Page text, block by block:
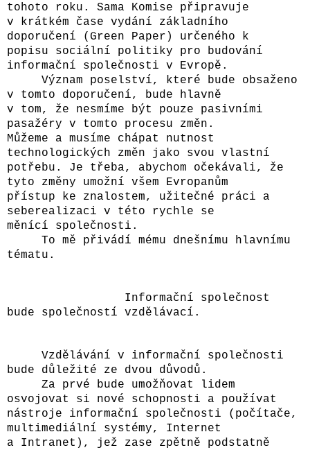
tohoto roku. Sama Komise připravuje
v krátkém čase vydání základního
doporučení (Green Paper) určeného k
popisu sociální politiky pro budování
informační společnosti v Evropě.
Význam poselství, které bude obsaženo
v tomto doporučení, bude hlavně
v tom, že nesmíme být pouze pasivními
pasažéry v tomto procesu změn.
Můžeme a musíme chápat nutnost
technologických změn jako svou vlastní
potřebu. Je třeba, abychom očekávali, že
tyto změny umožní všem Evropanům
přístup ke znalostem, užitečné práci a
seberealizaci v této rychle se
měnící společnosti.
To mě přivádí mému dnešnímu hlavnímu
tématu.
Informační společnost
bude společností vzdělávací.
Vzdělávání v informační společnosti
bude důležité ze dvou důvodů.
Za prvé bude umožňovat lidem
osvojovat si nové schopnosti a používat
nástroje informační společnosti (počítače,
multimediální systémy, Internet
a Intranet), jež zase zpětně podstatně